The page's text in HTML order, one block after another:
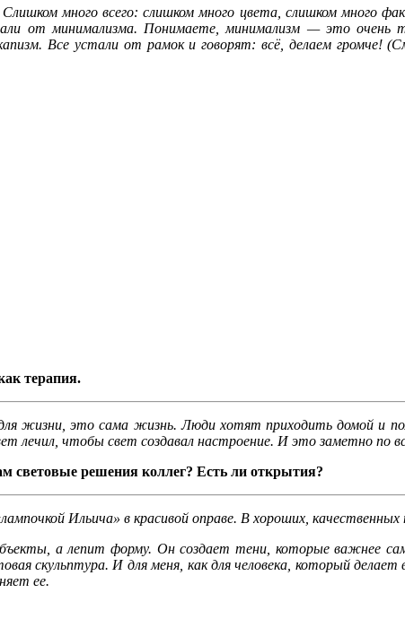
много всего: слишком много цвета, слишком много
от минимализма. Понимаете, минимализм — это
Все устали от рамок и говорят: всё, делаем громче!
терапия.
жизни, это сама жизнь. Люди хотят приходить домой и
чтобы свет создавал настроение. И это заметно по
световые решения коллег? Есть ли открытия?
Ильича» в красивой оправе. В хороших,
а лепит форму. Он создает тени, которые важнее
скульптура. И для меня, как для человека, который
ее.